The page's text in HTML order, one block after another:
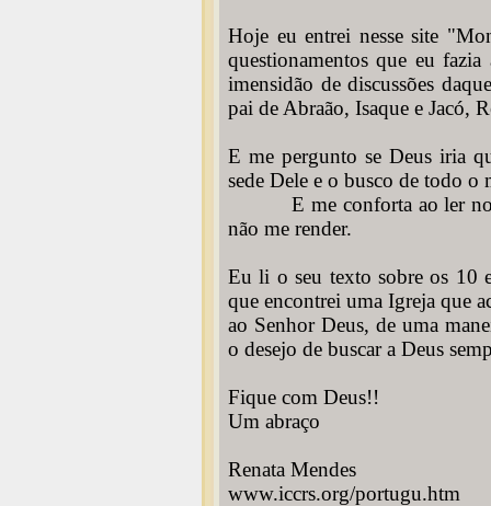
Hoje eu entrei nesse site
questionamentos que eu
imensidão de discussões
pai de Abraão, Isaque e Jacó,
E me pergunto se Deus iria
sede Dele e o busco de todo o
E me conforta ao ler no
não me render.
Eu li o seu texto sobre os 10
que encontrei uma Igreja que
ao Senhor Deus, de uma
o desejo de buscar a Deus
Fique com Deus!!
Um abraço
Renata Mendes
www.iccrs.org/portugu.htm